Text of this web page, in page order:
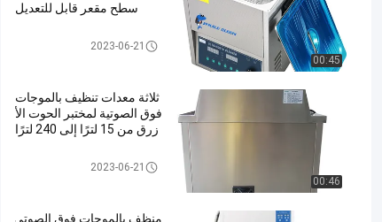
00:45
سطح مقعر قابل للتعديل
منظف ​​بالموجات فوق الصوتية الر
2023-06-21
00:46
ثلاثة معدات تنظيف بالموجات
فوق الصوتية لمختبر الحوت الأ
زرق من 15 لترًا إلى 240 لترًا
منظف ​​بالموجات فوق الصوتية للم
2023-06-21
منظف ​​بالموجات فوق الصوتي